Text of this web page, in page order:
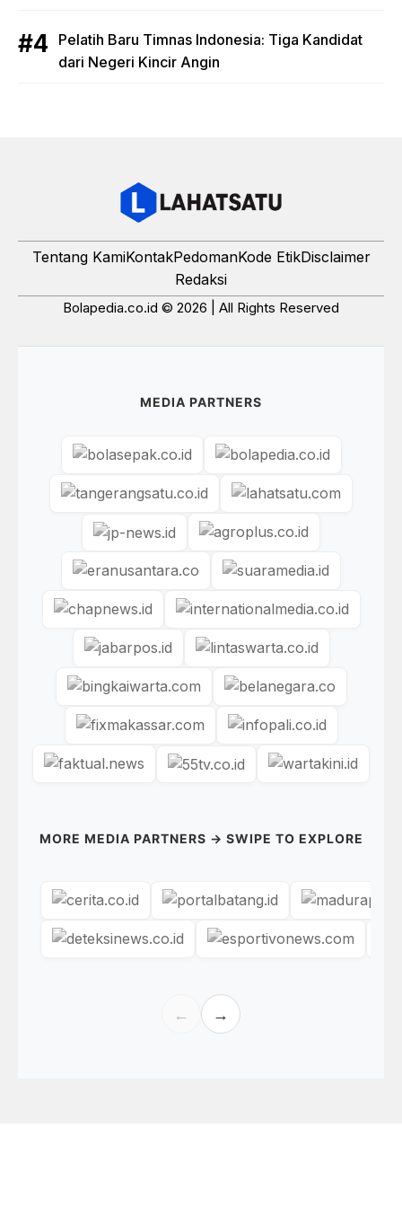
Pelatih Baru Timnas Indonesia: Tiga Kandidat
dari Negeri Kincir Angin
Tentang KamiKontakPedomanKode EtikDisclaimer
Redaksi
Bolapedia.co.id © 2026 | All Rights Reserved
MEDIA PARTNERS
MORE MEDIA PARTNERS → SWIPE TO EXPLORE
← →